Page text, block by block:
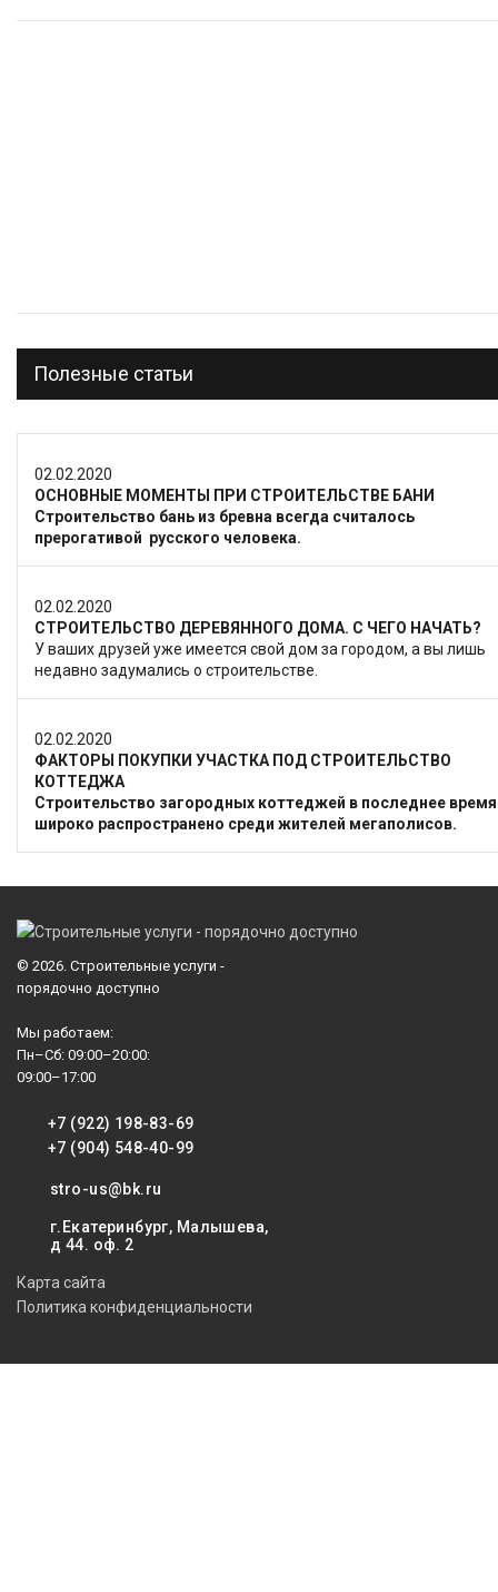
Полезные статьи
02.02.2020
ОСНОВНЫЕ МОМЕНТЫ ПРИ СТРОИТЕЛЬСТВЕ БАНИ
Строительство бань из бревна всегда считалось
прерогативой русского человека.
02.02.2020
СТРОИТЕЛЬСТВО ДЕРЕВЯННОГО ДОМА. С ЧЕГО НАЧАТЬ?
У ваших друзей уже имеется свой дом за городом, а вы лишь
недавно задумались о строительстве.
02.02.2020
ФАКТОРЫ ПОКУПКИ УЧАСТКА ПОД СТРОИТЕЛЬСТВО
КОТТЕДЖА
Строительство загородных коттеджей в последнее время
широко распространено среди жителей мегаполисов.
© 2026. Строительные услуги -
порядочно доступно
Мы работаем:
Пн–Сб: 09:00–20:00:
09:00–17:00
+7 (922) 198-83-69
+7 (904) 548-40-99
stro-us@bk.ru
г.Екатеринбург, Малышева,
д 44. оф. 2
Карта сайта
Политика конфиденциальности